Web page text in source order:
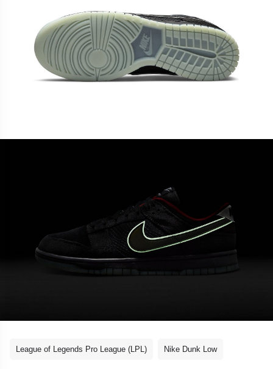
League of Legends Pro League (LPL) Nike Dunk Low